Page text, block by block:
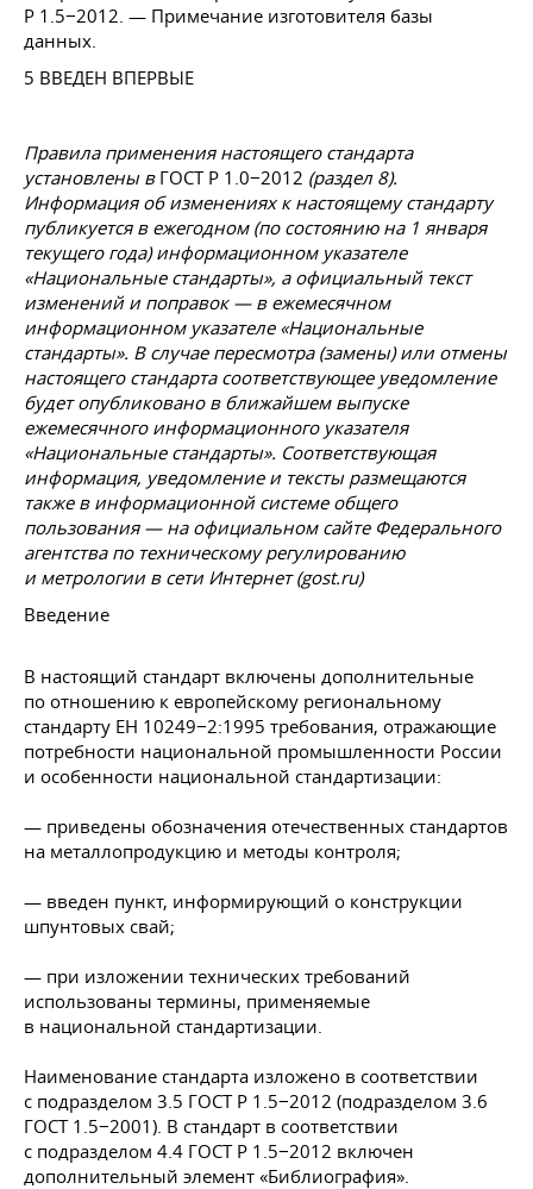
Р 1.5−2012. — Примечание изготовителя базы
данных.
5 ВВЕДЕН ВПЕРВЫЕ
Правила применения настоящего стандарта
установлены вГОСТ Р 1.0−2012 (раздел 8).
Информация об изменениях к настоящему стандарту
публикуется в ежегодном (по состоянию на 1 января
текущего года) информационном указателе
«Национальные стандарты», а официальный текст
изменений и поправок — в ежемесячном
информационном указателе «Национальные
стандарты». В случае пересмотра (замены) или отмены
настоящего стандарта соответствующее уведомление
будет опубликовано в ближайшем выпуске
ежемесячного информационного указателя
«Национальные стандарты». Соответствующая
информация, уведомление и тексты размещаются
также в информационной системе общего
пользования — на официальном сайте Федерального
агентства по техническому регулированию
и метрологии в сети Интернет (gost.ru)
Введение
В настоящий стандарт включены дополнительные
по отношению к европейскому региональному
стандарту ЕН 10249−2:1995 требования, отражающие
потребности национальной промышленности России
и особенности национальной стандартизации:
— приведены обозначения отечественных стандартов
на металлопродукцию и методы контроля;
— введен пункт, информирующий о конструкции
шпунтовых свай;
— при изложении технических требований
использованы термины, применяемые
в национальной стандартизации.
Наименование стандарта изложено в соответствии
с подразделом 3.5 ГОСТ Р 1.5−2012 (подразделом 3.6
ГОСТ 1 .5−2001). В стандарт в соответствии
с подразделом 4.4 ГОСТ Р 1.5−2012 включен
дополнительный элемент «Библиография».